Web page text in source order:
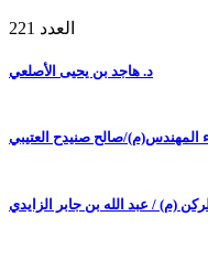
العدد 221
د. هاجد بن يحيى الأصلعي
المهندس(م)/صالح صنيدح العتيبي
(م) / عبد الله بن جابر الزايدي